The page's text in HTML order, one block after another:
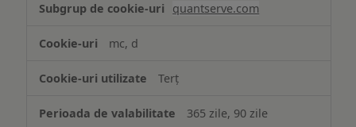
quantserve.com
mc, d
Terț
365 zile, 90 zile